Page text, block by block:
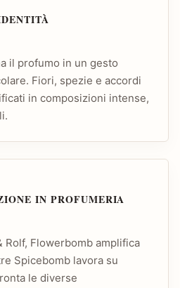
il profumo in un gesto
Fiori, spezie e accordi
in composizioni intense,
IN PROFUMERIA
Rolf, Flowerbomb amplifica
Spicebomb lavora su
le diverse